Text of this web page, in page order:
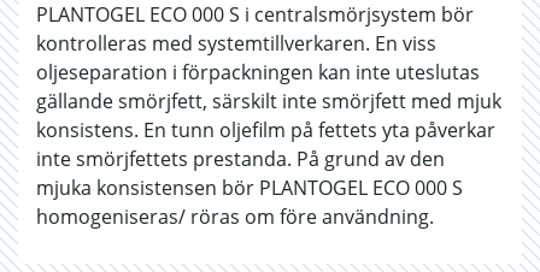
PLANTOGEL ECO 000 S i centralsmörjsystem bör
kontrolleras med systemtillverkaren. En viss
oljeseparation i förpackningen kan inte uteslutas
gällande smörjfett, särskilt inte smörjfett med mjuk
konsistens. En tunn oljefilm på fettets yta påverkar
inte smörjfettets prestanda. På grund av den
mjuka konsistensen bör PLANTOGEL ECO 000 S
homogeniseras/ röras om före användning.